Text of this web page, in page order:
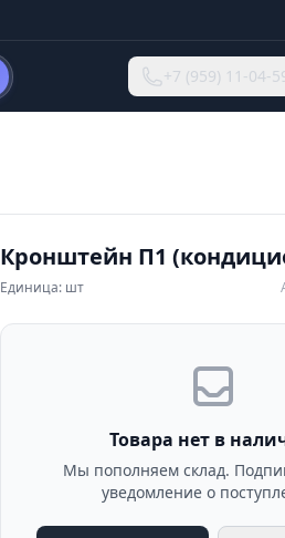
+7 (959) 11-04-
Кронштейн П1
Единица: шт
Товара нет в
Мы пополняем склад.
уведомление о